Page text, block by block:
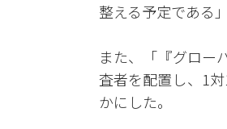
整える予定である
また、「『グロー
査者を配置し、1
かにした。